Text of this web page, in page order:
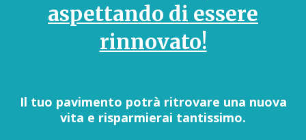
aspettando di essere
rinnovato!
Il tuo pavimento potrà ritrovare una nuova
vita e risparmierai tantissimo.